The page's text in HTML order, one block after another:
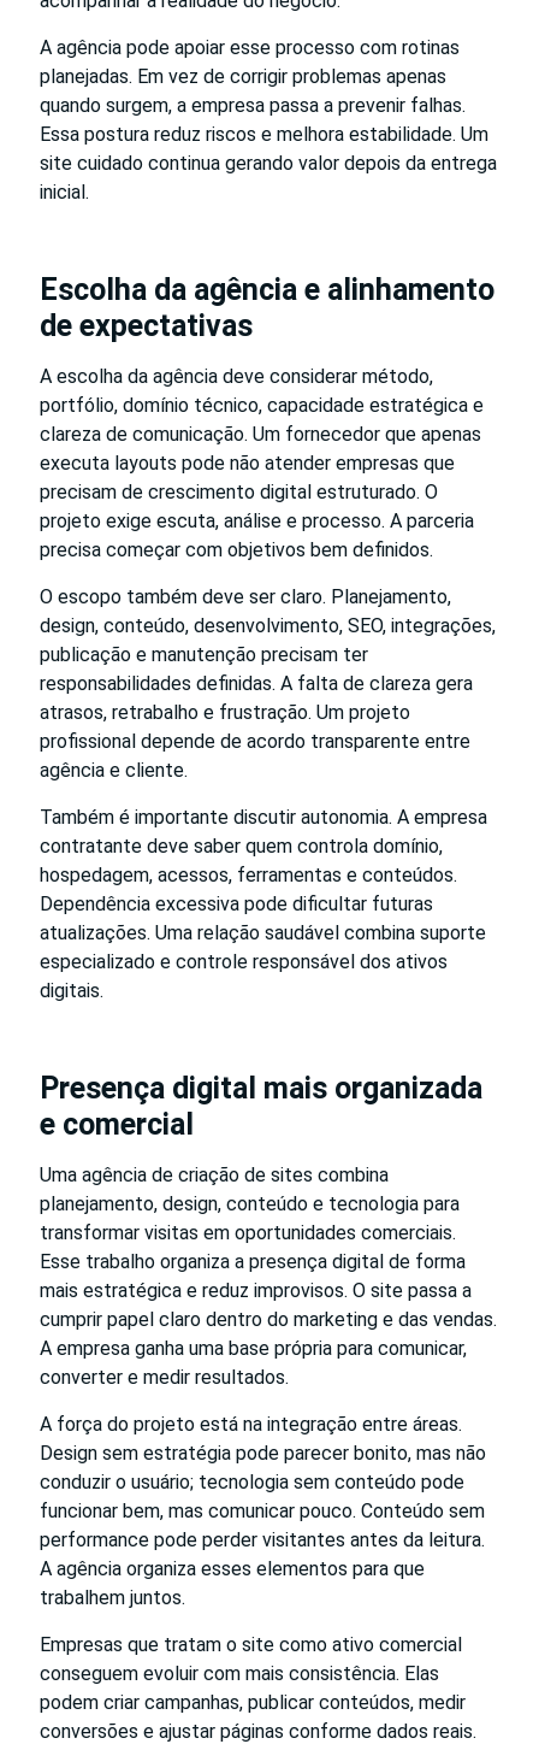
A agência pode apoiar esse processo com rotinas
planejadas. Em vez de corrigir problemas apenas
quando surgem, a empresa passa a prevenir falhas.
Essa postura reduz riscos e melhora estabilidade. Um
site cuidado continua gerando valor depois da entrega
inicial.
Escolha da agência e alinhamento
de expectativas
A escolha da agência deve considerar método,
portfólio, domínio técnico, capacidade estratégica e
clareza de comunicação. Um fornecedor que apenas
executa layouts pode não atender empresas que
precisam de crescimento digital estruturado. O
projeto exige escuta, análise e processo. A parceria
precisa começar com objetivos bem definidos.
O escopo também deve ser claro. Planejamento,
design, conteúdo, desenvolvimento, SEO, integrações,
publicação e manutenção precisam ter
responsabilidades definidas. A falta de clareza gera
atrasos, retrabalho e frustração. Um projeto
profissional depende de acordo transparente entre
agência e cliente.
Também é importante discutir autonomia. A empresa
contratante deve saber quem controla domínio,
hospedagem, acessos, ferramentas e conteúdos.
Dependência excessiva pode dificultar futuras
atualizações. Uma relação saudável combina suporte
especializado e controle responsável dos ativos
digitais.
Presença digital mais organizada
e comercial
Uma agência de criação de sites combina
planejamento, design, conteúdo e tecnologia para
transformar visitas em oportunidades comerciais.
Esse trabalho organiza a presença digital de forma
mais estratégica e reduz improvisos. O site passa a
cumprir papel claro dentro do marketing e das vendas.
A empresa ganha uma base própria para comunicar,
converter e medir resultados.
A força do projeto está na integração entre áreas.
Design sem estratégia pode parecer bonito, mas não
conduzir o usuário; tecnologia sem conteúdo pode
funcionar bem, mas comunicar pouco. Conteúdo sem
performance pode perder visitantes antes da leitura.
A agência organiza esses elementos para que
trabalhem juntos.
Empresas que tratam o site como ativo comercial
conseguem evoluir com mais consistência. Elas
podem criar campanhas, publicar conteúdos, medir
conversões e ajustar páginas conforme dados reais.